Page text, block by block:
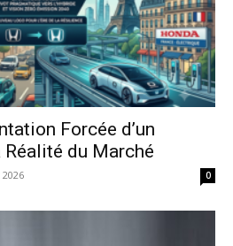
Forcée d’un
du Marché
0